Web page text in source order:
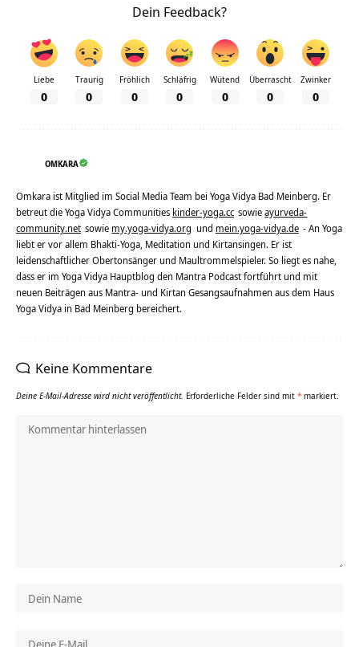
Dein Feedback?
Liebe
0
Traurig
0
Fröhlich
0
Schläfrig
0
Wütend
0
Überrascht
0
Zwinker
0
OMKARA
Omkara ist Mitglied im Social Media Team bei Yoga Vidya Bad Meinberg. Er
betreut die Yoga Vidya Communities kinder-yoga.cc sowieayurveda-
community.net sowie my.yoga-vidya.org und mein.yoga-vidya.de - An Yoga
liebt er vor allem Bhakti-Yoga, Meditation und Kirtansingen. Er ist
leidenschaftlicher Obertonsänger und Maultrommelspieler. So liegt es nahe,
dass er im Yoga Vidya Hauptblog den Mantra Podcast fortführt und mit
neuen Beiträgen aus Mantra- und Kirtan Gesangsaufnahmen aus dem Haus
Yoga Vidya in Bad Meinberg bereichert.
Keine Kommentare
Deine E-Mail-Adresse wird nicht veröffentlicht. Erforderliche Felder sind mit * markiert.